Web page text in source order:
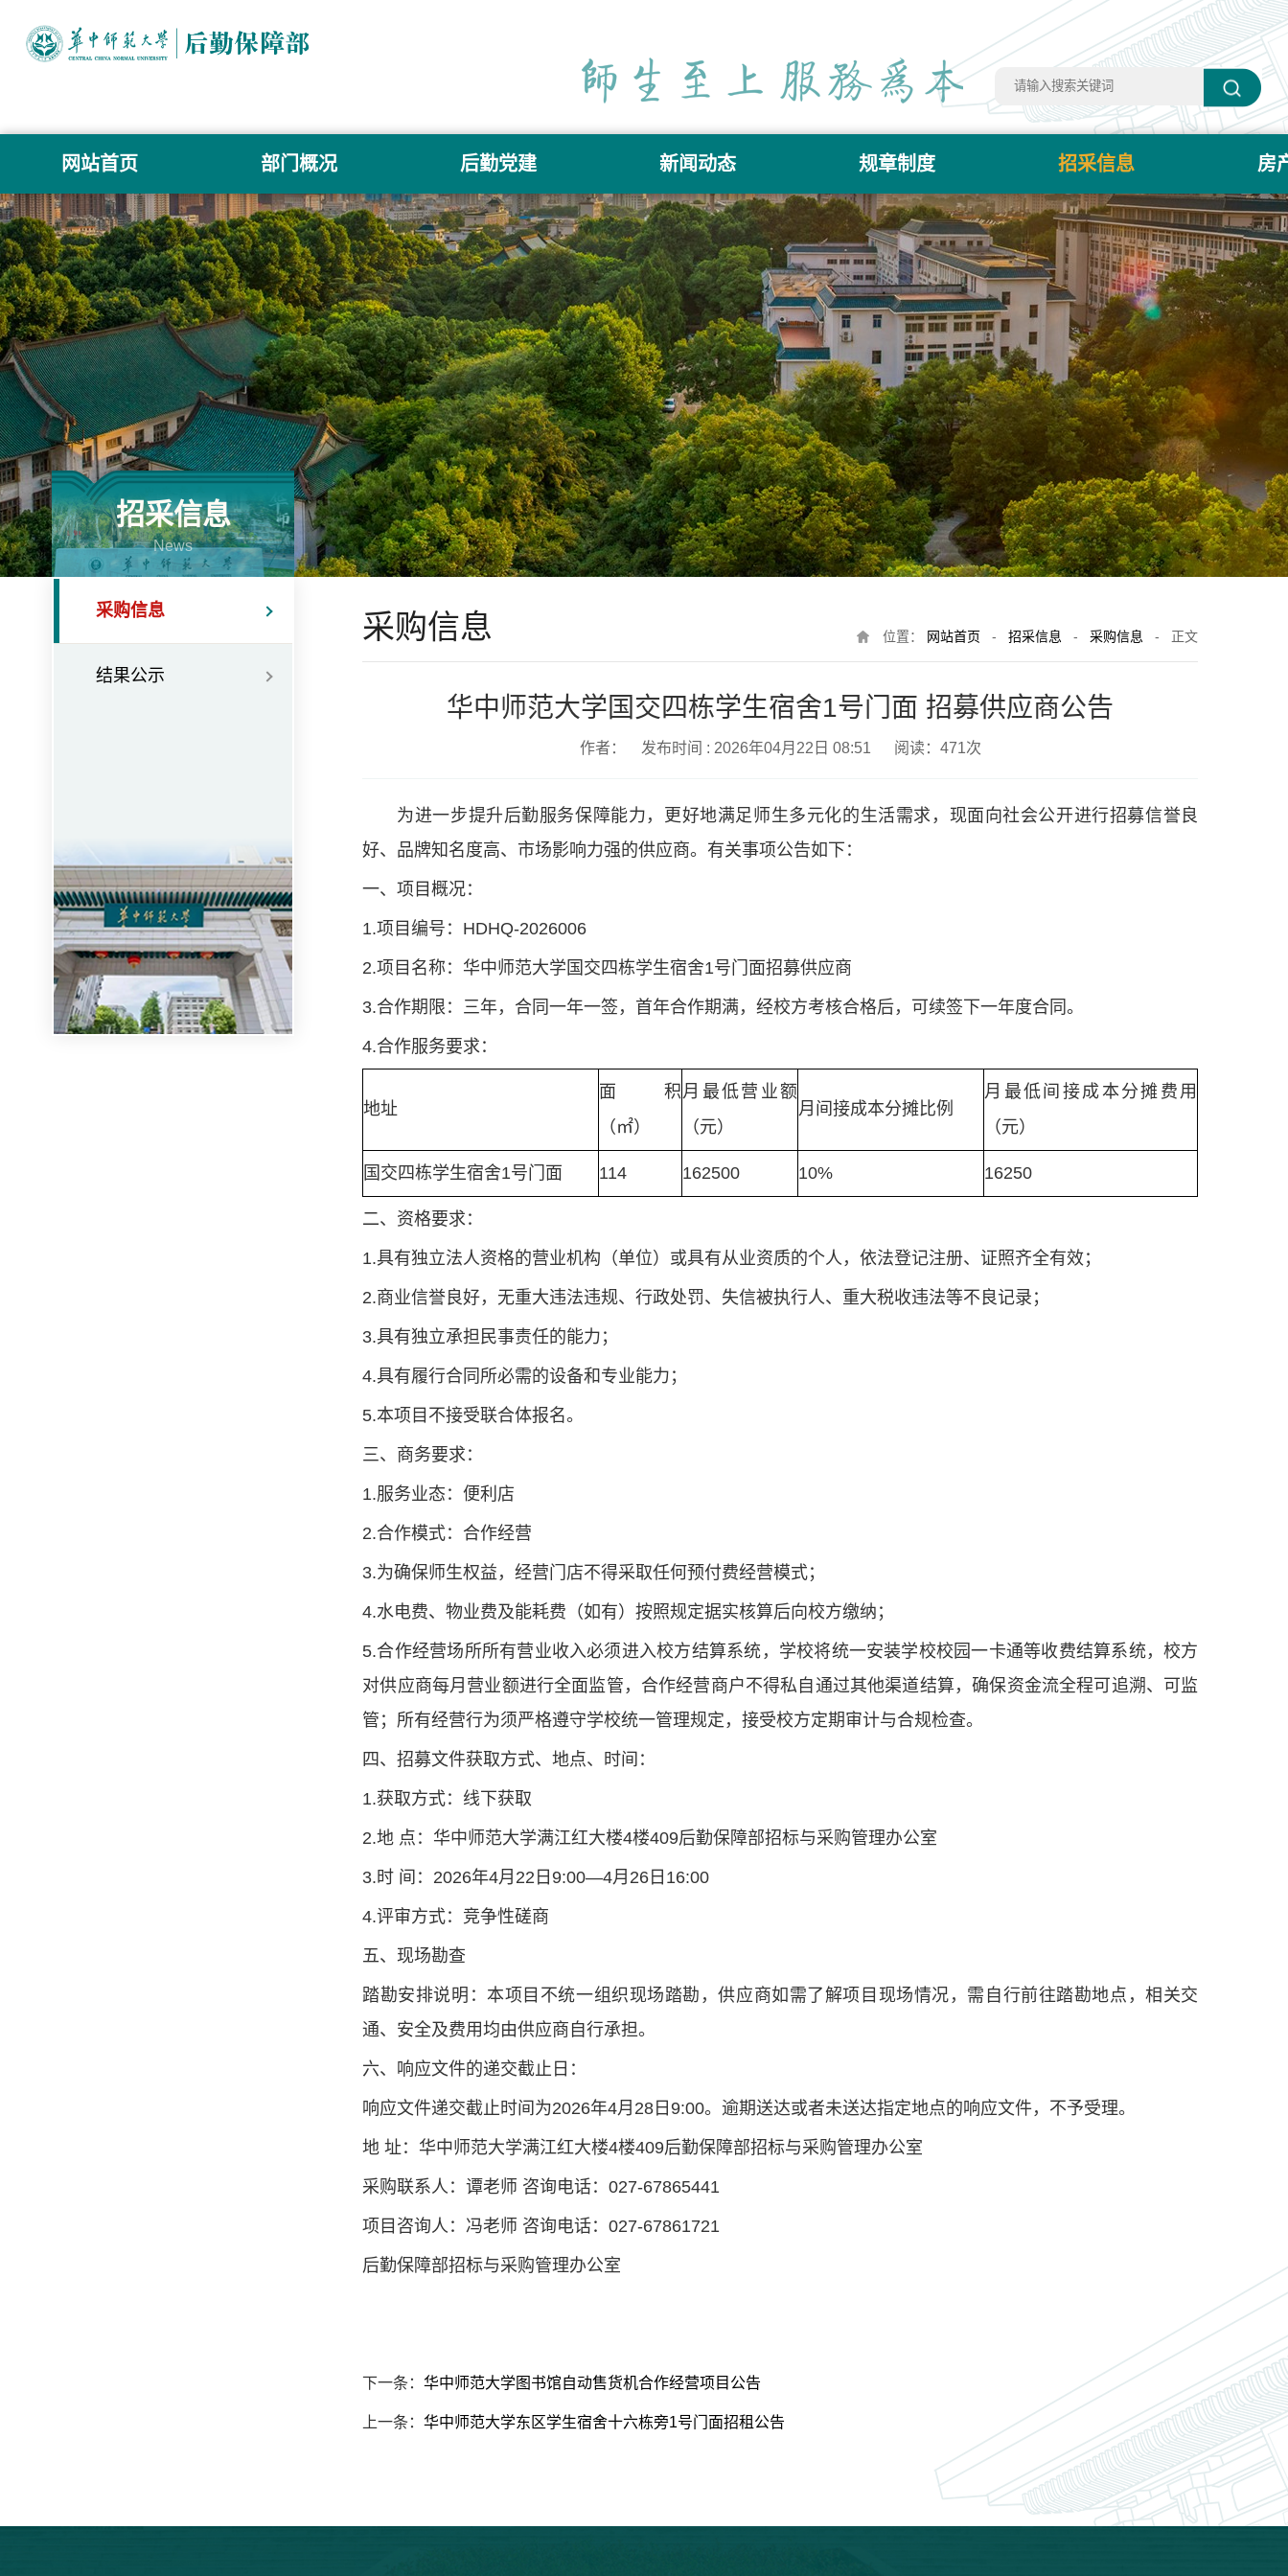
网站首页 部门概况 后勤党建 新闻动态 规章制度 招采信息 房
招采信息
News
采购信息
结果公示
采购信息 位置： 网站首页 - 招采信息 - 采购信息 - 正文
华中师范大学国交四栋学生宿舍1号门面 招募供应商公告
作者： 发布时间 : 2026年04月22日 08:51 阅读： 471次
为进一步提升后勤服务保障能力，更好地满足师生多元化的生活需求，现面向社会公开进行招募信誉良
好、品牌知名度高、市场影响力强的供应商。有关事项公告如下：
一、项目概况：
1.项目编号：HDHQ-2026006
2.项目名称：华中师范大学国交四栋学生宿舍1号门面招募供应商
3.合作期限：三年，合同一年一签，首年合作期满，经校方考核合格后，可续签下一年度合同。
4.合作服务要求：
地址
面积
（㎡）
月最低营业额
（元）
月间接成本分摊比例
月最低间接成本分摊费用
（元）
国交四栋学生宿舍1号门面 114 162500 10% 16250
二、资格要求：
1.具有独立法人资格的营业机构（单位）或具有从业资质的个人，依法登记注册、证照齐全有效；
2.商业信誉良好，无重大违法违规、行政处罚、失信被执行人、重大税收违法等不良记录；
3.具有独立承担民事责任的能力；
4.具有履行合同所必需的设备和专业能力；
5.本项目不接受联合体报名。
三、商务要求：
1.服务业态：便利店
2.合作模式：合作经营
3.为确保师生权益，经营门店不得采取任何预付费经营模式；
4.水电费、物业费及能耗费（如有）按照规定据实核算后向校方缴纳；
5.合作经营场所所有营业收入必须进入校方结算系统，学校将统一安装学校校园一卡通等收费结算系统，校方
对供应商每月营业额进行全面监管，合作经营商户不得私自通过其他渠道结算，确保资金流全程可追溯、可监
管；所有经营行为须严格遵守学校统一管理规定，接受校方定期审计与合规检查。
四、招募文件获取方式、地点、时间：
1.获取方式：线下获取
2.地 点：华中师范大学满江红大楼4楼409后勤保障部招标与采购管理办公室
3.时 间：2026年4月22日9:00—4月26日16:00
4.评审方式：竞争性磋商
五、现场勘查
踏勘安排说明：本项目不统一组织现场踏勘，供应商如需了解项目现场情况，需自行前往踏勘地点，相关交
通、安全及费用均由供应商自行承担。
六、响应文件的递交截止日：
响应文件递交截止时间为2026年4月28日9:00。逾期送达或者未送达指定地点的响应文件，不予受理。
地 址：华中师范大学满江红大楼4楼409后勤保障部招标与采购管理办公室
采购联系人：谭老师 咨询电话：027-67865441
项目咨询人：冯老师 咨询电话：027-67861721
后勤保障部招标与采购管理办公室
下一条：华中师范大学图书馆自动售货机合作经营项目公告
上一条：华中师范大学东区学生宿舍十六栋旁1号门面招租公告